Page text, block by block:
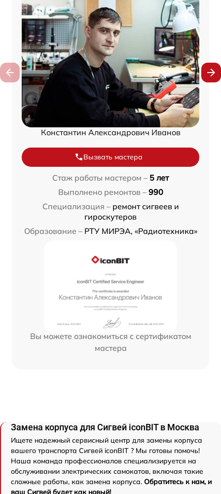
Константин Александрович Иванов
Вызвать мастера
Стаж работы мастером – 5 лет
Выполнено ремонтов – 990
Специализация – ремонт сигвеев и
гироскутеров
Образование – РТУ МИРЭА, «Радиотехника»
Вы можете ознакомиться с сертификатом
мастера
Замена корпуса для Сигвей iconBIT в Москва
Ищете надежный сервисный центр для замены корпуса
вашего транспорта Сигвей iconBIT ? Мы готовы помочь!
Наша команда профессионалов специализируется на
обслуживании электрических самокатов, включая такие
сложные работы, как замена корпуса. Обратитесь к нам, и
ваш Сигвей будет как новый!